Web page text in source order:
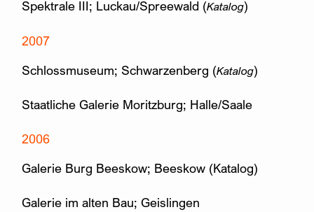
Spektrale III; Luckau/Spreewald (Katalog)
2007
Schlossmuseum; Schwarzenberg (Katalog)
Staatliche Galerie Moritzburg; Halle/Saale
2006
Galerie Burg Beeskow; Beeskow (Katalog)
Galerie im alten Bau; Geislingen